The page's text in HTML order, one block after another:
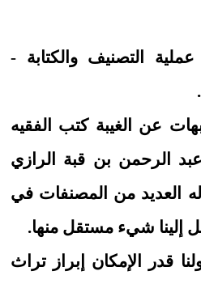
التصنيف والكتابة -
عن الغيبة كتب الفقيه
الرحمن بن قبة الرازي
إذ إنَّ له العديد من المصنفات في
إلينا شيء مستقل منها.
قدر الإمكان إبراز تراث